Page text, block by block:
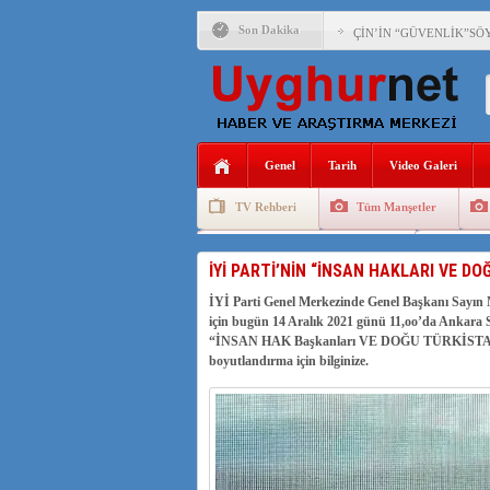
Son Dakika ÇİN’İN
ANAHTAR PARTİ
ÇİN’İN DOĞU
150 YILDIR
ÇİN’İN UYGUR
MHP’DEN URUMÇİ
Genel Tarih Video Galeri
TV Rehberi Tüm Manşetler
Uygurlarda Düğün ve Cenaze Uygur
İYİ PARTİ’NİN “İNSAN HAKLARI VE
İYİ Parti Genel Merkezinde Genel Başkanı
için bugün 14 Aralık 2021 günü 11,oo’da
“İNSAN HAK Başkanları VE DOĞU
boyutlandırma için bilginize.